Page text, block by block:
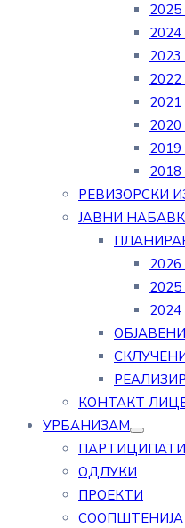
2025
2024
2023
2022
2021
2020
2019
2018
РЕВИЗОРСКИ
ЈАВНИ
2026
2025
2024
КОНТАКТ
УРБАНИЗАМ
ОДЛУКИ
ПРОЕКТИ
СООПШТЕНИЈА